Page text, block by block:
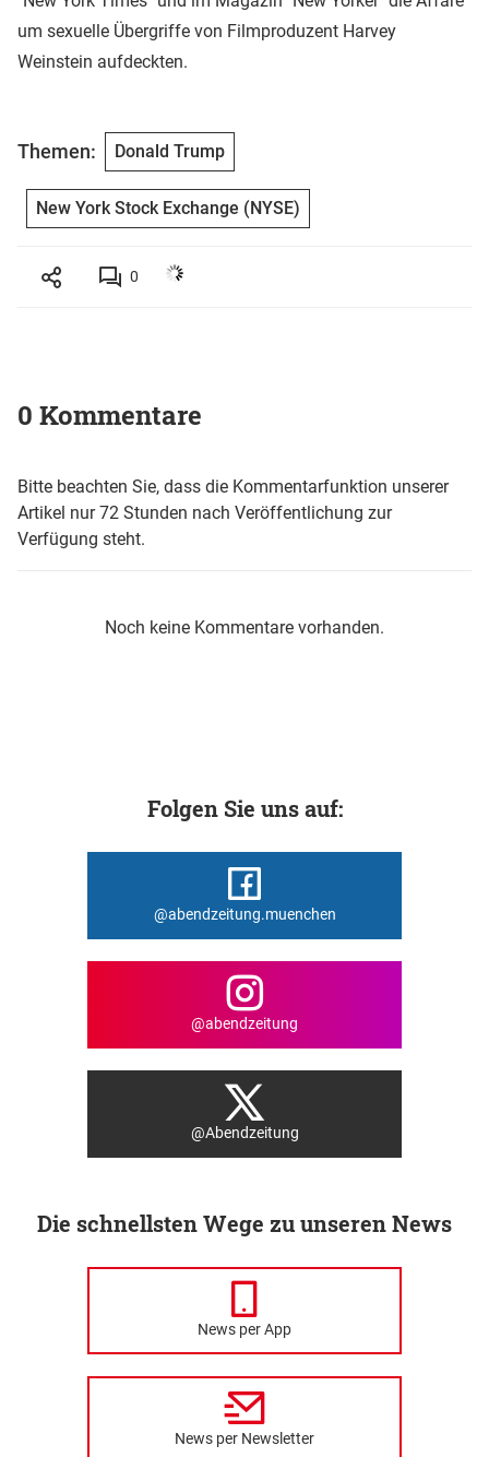
um sexuelle Übergriffe von Filmproduzent Harvey
Weinstein aufdeckten.
Themen: Donald Trump
New York Stock Exchange (NYSE)
0
0 Kommentare
Bitte beachten Sie, dass die Kommentarfunktion unserer
Artikel nur 72 Stunden nach Veröffentlichung zur
Verfügung steht.
Noch keine Kommentare vorhanden.
Folgen Sie uns auf:
@abendzeitung.muenchen
@abendzeitung
@Abendzeitung
Die schnellsten Wege zu unseren News
News per App
News per Newsletter